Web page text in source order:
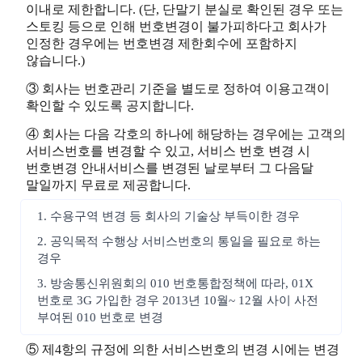
이내로 제한합니다. (단, 단말기 분실로 확인된 경우 또는
스토킹 등으로 인해 번호변경이 불가피하다고 회사가
인정한 경우에는 번호변경 제한회수에 포함하지
않습니다.)
③ 회사는 번호관리 기준을 별도로 정하여 이용고객이
확인할 수 있도록 공지합니다.
④ 회사는 다음 각호의 하나에 해당하는 경우에는 고객의
서비스번호를 변경할 수 있고, 서비스 번호 변경 시
번호변경 안내서비스를 변경된 날로부터 그 다음달
말일까지 무료로 제공합니다.
1. 수용구역 변경 등 회사의 기술상 부득이한 경우
2. 공익목적 수행상 서비스번호의 통일을 필요로 하는
경우
3. 방송통신위원회의 010 번호통합정책에 따라, 01X
번호로 3G 가입한 경우 2013년 10월~ 12월 사이 사전
부여된 010 번호로 변경
⑤ 제4항의 규정에 의한 서비스번호의 변경 시에는 변경